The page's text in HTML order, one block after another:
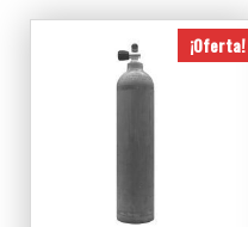
¡Oferta!